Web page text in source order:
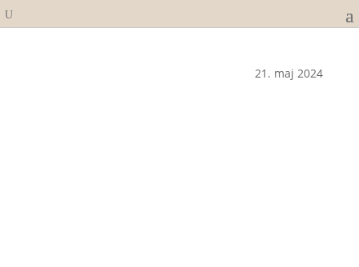
21. maj 2024